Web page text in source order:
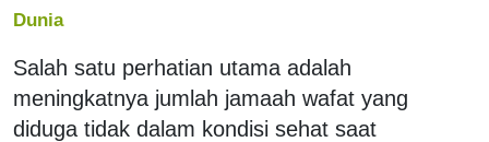
Dunia
Salah satu perhatian utama adalah
meningkatnya jumlah jamaah wafat yang
diduga tidak dalam kondisi sehat saat